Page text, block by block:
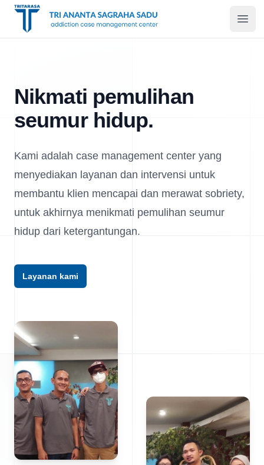
Tritarasa
Nikmati pemulihan
seumur hidup.
Kami adalah case management center yang
menyediakan layanan dan intervensi untuk
membantu klien mencapai dan merawat sobriety,
untuk akhirnya menikmati pemulihan seumur
hidup dari ketergantungan.
Layanan kami